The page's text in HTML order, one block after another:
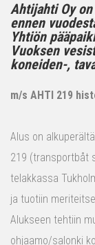
Ahtijahti Oy
ennen
Yhtiön
Vuoksen
koneiden-,
m/s AHTI 219
Alus on
219 (transportbåt
telakkassa
ja tuotiin
Alukseen tehtiin
ohjaamo/salonki